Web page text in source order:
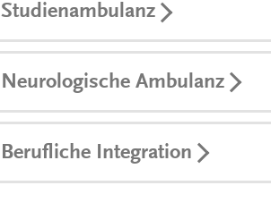
Studienambulanz
Neurologische Ambulanz
Berufliche Integration